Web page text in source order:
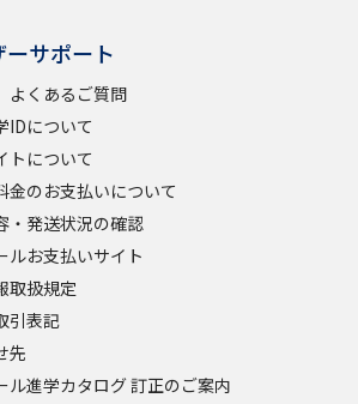
学問検索
夢ナビライブ
ーサポート
くあるご質問
IDについて
トについて
金のお支払いについて
・発送状況の確認
ルお支払いサイト
取扱規定
引表記
先
ル進学カタログ 訂正のご案内